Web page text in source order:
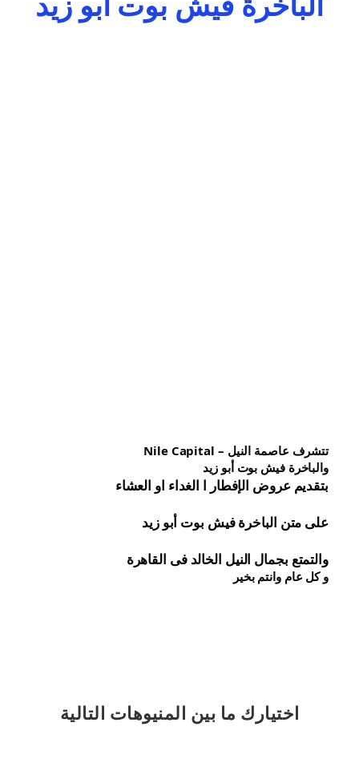
الباخرة فيش بوت أبو زيد
تتشرف عاصمة النيل – Nile Capital
والباخرة فيش بوت أبو زيد
بتقديم عروض الإفطار ا الغداء او العشاء
على متن الباخرة فيش بوت أبو زيد
والتمتع بجمال النيل الخالد فى القاهرة
و كل عام وانتم بخير
اختيارك ما بين المنيوهات التالية